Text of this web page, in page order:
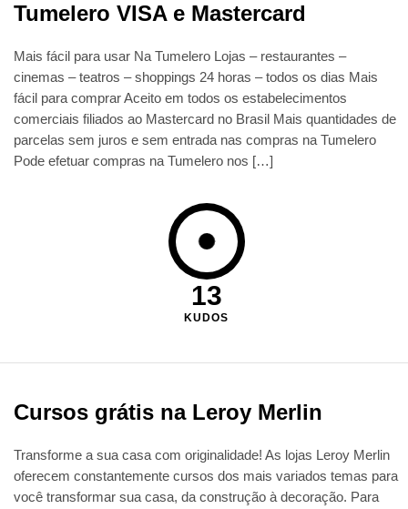
Tumelero VISA e Mastercard
Mais fácil para usar Na Tumelero Lojas – restaurantes –
cinemas – teatros – shoppings 24 horas – todos os dias Mais
fácil para comprar Aceito em todos os estabelecimentos
comerciais filiados ao Mastercard no Brasil Mais quantidades de
parcelas sem juros e sem entrada nas compras na Tumelero
Pode efetuar compras na Tumelero nos […]
13
KUDOS
Cursos grátis na Leroy Merlin
Transforme a sua casa com originalidade! As lojas Leroy Merlin
oferecem constantemente cursos dos mais variados temas para
você transformar sua casa, da construção à decoração. Para